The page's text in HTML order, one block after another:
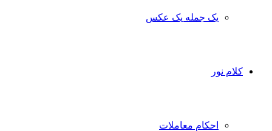
یک جمله یک عکس
کلام نور
احکام معاملات